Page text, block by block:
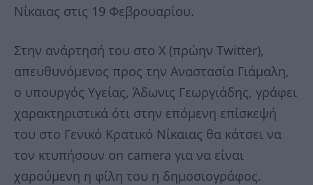
Νίκαιας στις 19 Φεβρουαρίου.
Στην ανάρτησή του στο Χ (πρώην Twitter),
απευθυνόμενος προς την Αναστασία Γιάμαλη,
ο υπουργός Υγείας, Άδωνις Γεωργιάδης, γράφει
χαρακτηριστικά ότι στην επόμενη επίσκεψή
του στο Γενικό Κρατικό Νίκαιας θα κάτσει να
τον κτυπήσουν on camera για να είναι
χαρούμενη η φίλη του η δημοσιογράφος.